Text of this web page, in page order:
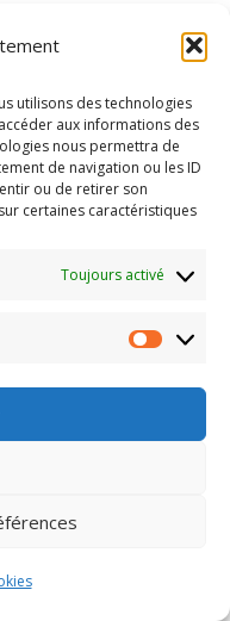
utilisons des technologies
aux informations des
nous permettra de
de navigation ou les ID
ou de retirer son
certaines caractéristiques
Toujours activé